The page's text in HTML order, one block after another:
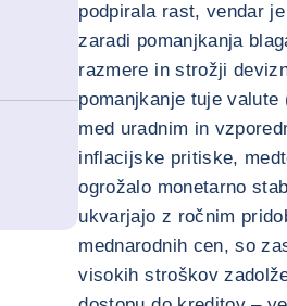
podpirala rast, vendar
zaradi pomanjkanja
razmere in strožji
pomanjkanje tuje
med uradnim in
inflacijske pritiske,
ogrožalo monetarno
ukvarjajo z ročnim
mednarodnih cen, so
visokih stroškov